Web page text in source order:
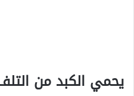
يحمي الكبد من